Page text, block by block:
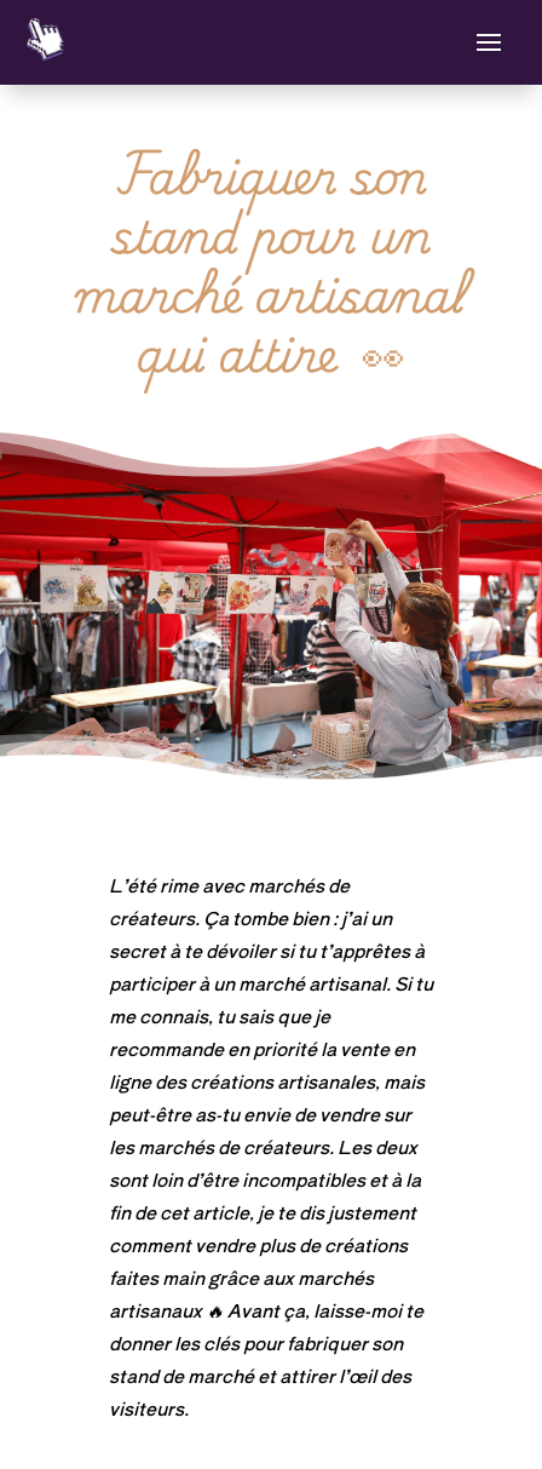
Fabriquer son
stand pour un
marché artisanal
qui attire 👀
L’été rime avec marchés de
créateurs. Ça tombe bien : j’ai un
secret à te dévoiler si tu t’apprêtes à
participer à un marché artisanal. Si tu
me connais, tu sais que je
recommande en priorité la vente en
ligne des créations artisanales, mais
peut-être as-tu envie de vendre sur
les marchés de créateurs. Les deux
sont loin d’être incompatibles et à la
fin de cet article, je te dis justement
comment vendre plus de créations
faites main grâce aux marchés
artisanaux 🔥 Avant ça, laisse-moi te
donner les clés pour fabriquer son
stand de marché et attirer l’œil des
visiteurs.